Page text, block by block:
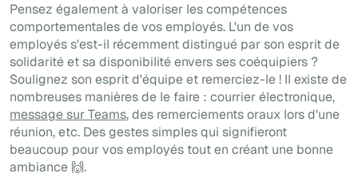
Pensez également à valoriser les compétences
comportementales de vos employés. L'un de vos
employés s'est-il récemment distingué par son esprit de
solidarité et sa disponibilité envers ses coéquipiers ?
Soulignez son esprit d'équipe et remerciez-le ! Il existe de
nombreuses manières de le faire : courrier électronique,
message sur Teams, des remerciements oraux lors d'une
réunion, etc. Des gestes simples qui signifieront
beaucoup pour vos employés tout en créant une bonne
ambiance 🙌.